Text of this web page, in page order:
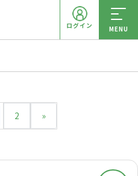
ログイン MENU
2 »